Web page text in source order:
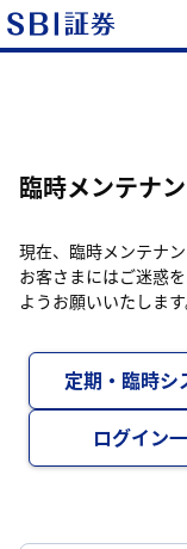
臨時メンテナ
現在、臨時メンテナ
お客さまにはご迷惑
ようお願いいたします
定期・臨時シ
ログイン